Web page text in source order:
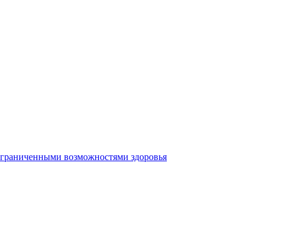
возможностями здоровья